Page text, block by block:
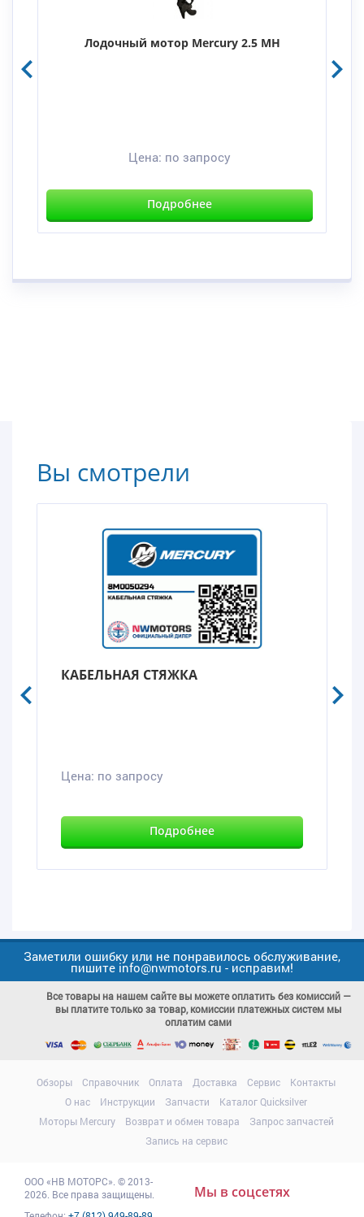
Лодочный мотор Mercury 2.5 MH
Цена: по запросу
Подробнее
Вы смотрели
КАБЕЛЬНАЯ СТЯЖКА
Цена: по запросу
Подробнее
Заметили ошибку или не понравилось обслуживание,
пишите info@nwmotors.ru - исправим!
Все товары на нашем сайте вы можете оплатить без комиссий —
вы платите только за товар, комиссии платежных систем мы
оплатим сами
Обзоры Справочник Оплата Доставка Сервис
Контакты
О нас
Инструкции Запчасти
Каталог Quicksilver
Моторы Mercury
Возврат и обмен товара
Запрос запчастей
Запись на сервис
ООО«НВ МОТОРС» © 2013-
2026. Все права защищены.
Мы в соцсетях